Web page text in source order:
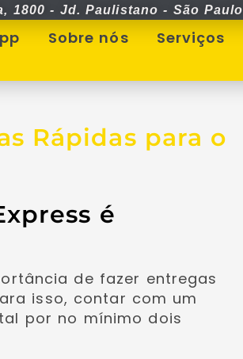
1800 - Jd. Paulistano - São Paulo
Sobre nós Serviços
Rápidas para o
é
de fazer entregas
isso, contar com um
por no mínimo dois